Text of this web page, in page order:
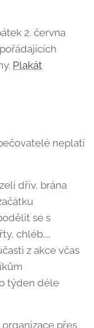
2. června
Plakát
neplatí
dřív, brána
se s
chléb,...
z akce včas
týden déle
přes